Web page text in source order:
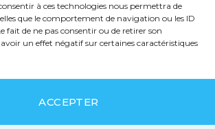
à ces technologies nous permettra de
que le comportement de navigation ou les ID
fait de ne pas consentir ou de retirer son
un effet négatif sur certaines caractéristiques
ACCEPTER